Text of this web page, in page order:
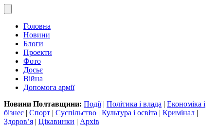
Головна
Новини
Блоги
Проекти
Фото
Досьє
Війна
Допомога армії
Новини Полтавщини: Події| Політика і влада | Економіка і
бізнес | Спорт | Суспільство | Культура і освіта | Кримінал |
Здоров’я | Цікавинки | Архів